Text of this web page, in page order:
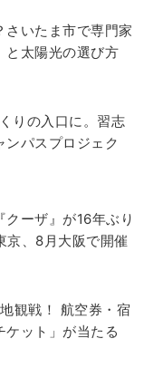
さいたま市で専門家
と太陽光の選び方
りの入口に。習志
ンパスプロジェク
ーザ』が16年ぶり
、8月大阪で開催
観戦！ 航空券・宿
ット」が当たる